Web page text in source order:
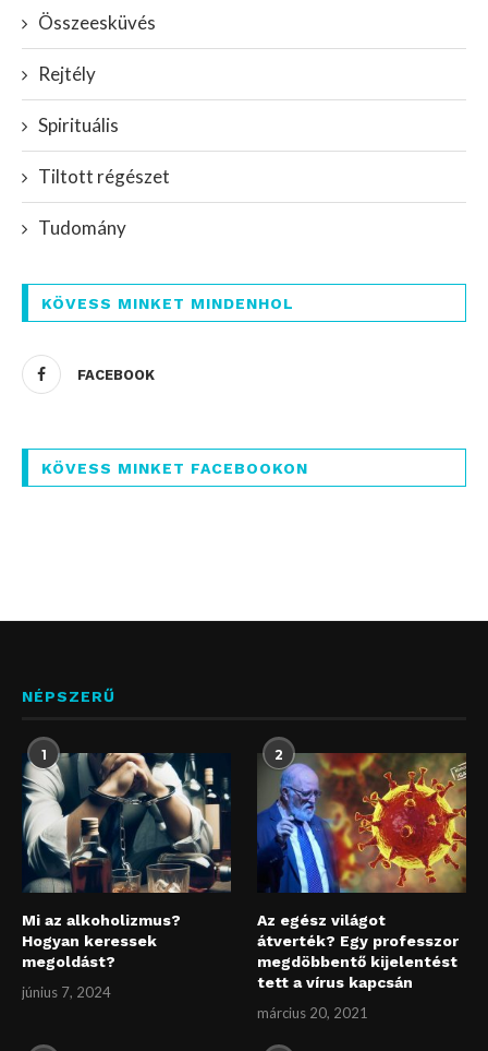
Összeesküvés
Rejtély
Spirituális
Tiltott régészet
Tudomány
KÖVESS MINKET MINDENHOL
FACEBOOK
KÖVESS MINKET FACEBOOKON
NÉPSZERŰ
1
Mi az alkoholizmus?
Hogyan keressek
megoldást?
június 7, 2024
2
Az egész világot
átverték? Egy professzor
megdöbbentő kijelentést
tett a vírus kapcsán
március 20, 2021